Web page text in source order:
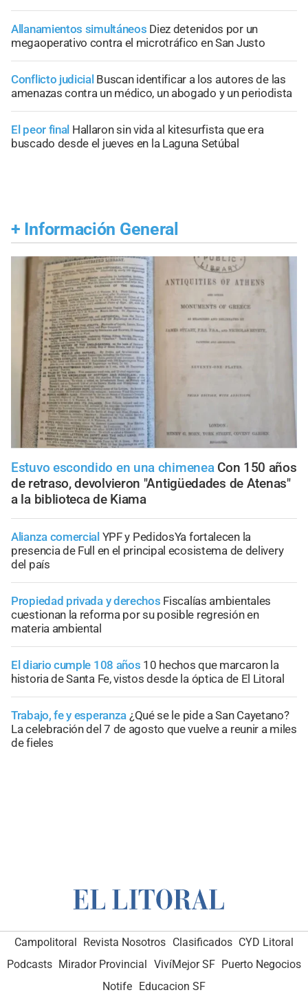
Allanamientos simultáneos Diez detenidos por un
megaoperativo contra el microtráfico en San Justo
Conflicto judicial Buscan identificar a los autores de las
amenazas contra un médico, un abogado y un periodista
El peor final Hallaron sin vida al kitesurfista que era
buscado desde el jueves en la Laguna Setúbal
+ Información General
Estuvo escondido en una chimenea Con 150 años
de retraso, devolvieron "Antigüedades de Atenas"
a la biblioteca de Kiama
Alianza comercial YPF y PedidosYa fortalecen la
presencia de Full en el principal ecosistema de delivery
del país
Propiedad privada y derechos Fiscalías ambientales
cuestionan la reforma por su posible regresión en
materia ambiental
El diario cumple 108 años 10 hechos que marcaron la
historia de Santa Fe, vistos desde la óptica de El Litoral
Trabajo, fe y esperanza ¿Qué se le pide a San Cayetano?
La celebración del 7 de agosto que vuelve a reunir a miles
de fieles
Campolitoral Revista Nosotros Clasificados CYD Litoral
Podcasts Mirador Provincial VivíMejor SF Puerto Negocios
Notife Educacion SF